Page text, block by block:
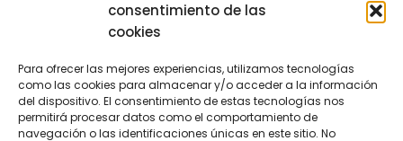
consentimiento de las
cookies
Para ofrecer las mejores experiencias, utilizamos tecnologías
como las cookies para almacenar y/o acceder a la información
del dispositivo. El consentimiento de estas tecnologías nos
permitirá procesar datos como el comportamiento de
navegación o las identificaciones únicas en este sitio. No
Suscríbete a nuestra Newsletter